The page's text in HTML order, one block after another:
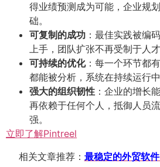
得业绩预测成为可能，企业规
础。
可复制的成功 ：最佳实践被编
上手，团队扩张不再受制于人才
可持续的优化：每一个环节都
都能被分析，系统在持续运行
强大的组织韧性 ：企业的增长
再依赖于任何个人，抵御人员
强。
立即了解Pintreel
相关文章推荐： 最稳定的外贸软